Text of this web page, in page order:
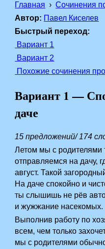
Главная
Сочинения
Автор: Павел Киселев
Быстрый переход:
Вариант 1
Вариант 2
Похожие сочинения
Вариант 1 —
даче
15 предложений/ 174
Летом мы с родителями
отправляемся на дачу,
август. Такой
На даче спокойно и
ты слышишь не рёв
и жужжание насекомых.
Выполнив работу по
всем, чем только
мы с родителями